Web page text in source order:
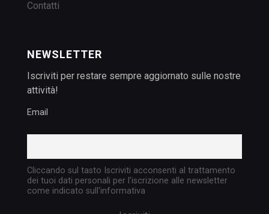
Contatti
NEWSLETTER
Iscriviti per restare sempre aggiornato sulle nostre
attività!
Email
Cliccando sul tasto Iscriviti acconsenti al trattamento
dei tuoi dati personali per l'iscrizione alle newsletter
come indicato sull'informativa